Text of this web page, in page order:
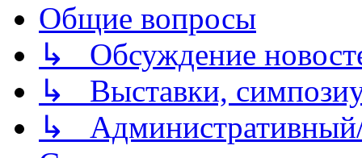
Общие вопросы
↳ Обсуждение
↳ Выставки,
↳